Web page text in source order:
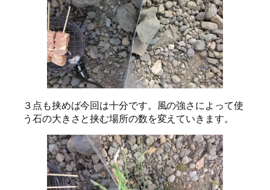
３点も挟めば今回は十分です。風の強さによって使
う石の大きさと挟む場所の数を変えていきます。